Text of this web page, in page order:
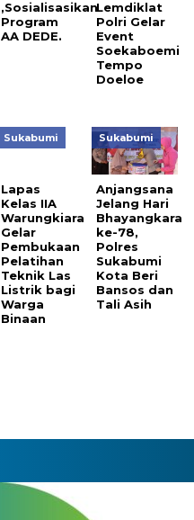
,Sosialisasikan
Program
AA DEDE.
Lemdiklat
Polri Gelar
Event
Soekaboemi
Tempo
Doeloe
Sukabumi
Lapas
Kelas IIA
Warungkiara
Gelar
Pembukaan
Pelatihan
Teknik Las
Listrik bagi
Warga
Binaan
Sukabumi
Anjangsana
Jelang Hari
Bhayangkara
ke-78,
Polres
Sukabumi
Kota Beri
Bansos dan
Tali Asih